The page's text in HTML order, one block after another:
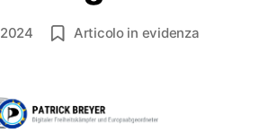
Articolo in evidenza